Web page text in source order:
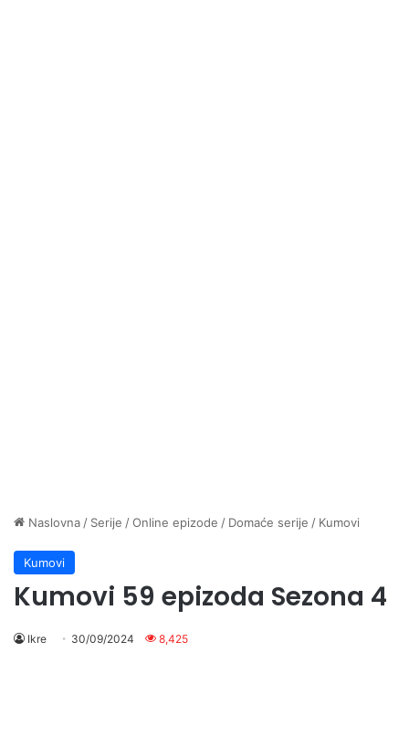
Naslovna / Serije /Online epizode / Domaće serije / Kumovi
Kumovi
Kumovi 59 epizoda Sezona 4
Ikre 30/09/2024 8,425